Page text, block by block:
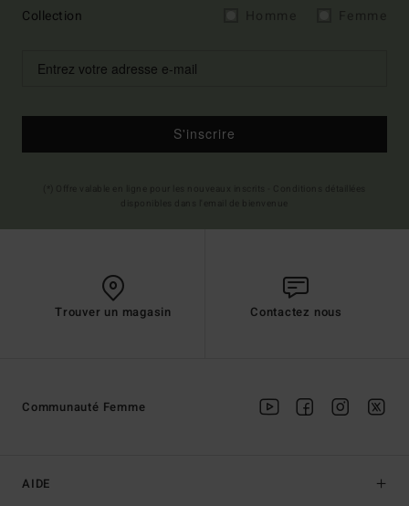
Collection
S'inscrire
Trouver un magasin Contactez nous
AIDE
Communauté Femme